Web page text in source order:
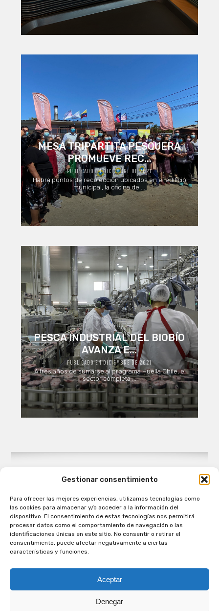
Gestionar consentimiento
Para ofrecer las mejores experiencias, utilizamos tecnologías como
las cookies para almacenar y/o acceder a la información del
dispositivo. El consentimiento de estas tecnologías nos permitirá
procesar datos como el comportamiento de navegación o las
identificaciones únicas en este sitio. No consentir o retirar el
consentimiento, puede afectar negativamente a ciertas
características y funciones.
Aceptar
Denegar
MESA TRIPARTITA PESQUERA
PROMUEVE REC...
PUBLICADO EN DICIEMBRE DE 2021
Habrá puntos de recolección ubicados en el edificio
municipal, la oficina de ...
PESCA INDUSTRIAL DEL BIOBÍO
AVANZA E...
PUBLICADO EN DICIEMBRE DE 2021
A tres años de sumarse al programa Huella Chile, el
sector completa ...
Patagual Radio Digital 2026 - Todos los derechos
reservados
la Radio de Verdad
Cobertura
Programación
Escríbenos